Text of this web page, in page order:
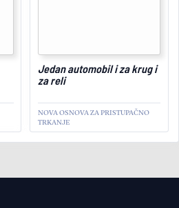
Jedan automobil i za krug i
za reli
NOVA OSNOVA ZA PRISTUPAČNO
TRKANJE